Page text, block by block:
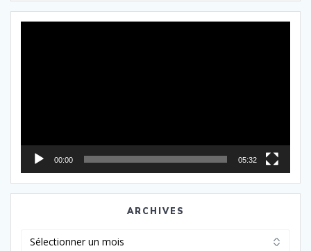
00:00 05:32
ARCHIVES